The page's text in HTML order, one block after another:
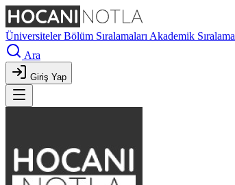
ÜniversitelerBölüm Sıralamaları Akademik Sıralama
Ara
Giriş Yap